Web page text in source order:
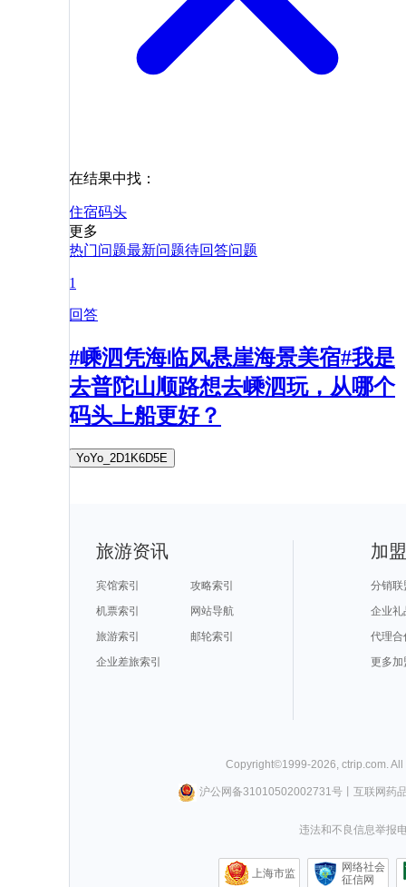
在结果中找：
住宿码头
更多
热门问题最新问题待回答问题
1
回答
#嵊泗凭海临风悬崖海景美宿#我是
去普陀山顺路想去嵊泗玩，从哪个
码头上船更好？
YoYo_2D1K6D5E
旅游资讯
宾馆索引
攻略索引
机票索引
网站导航
旅游索引
邮轮索引
企业差旅索引
加
分销联
企业礼
代理合
更多加
Copyright©1999-2026 ctrip.com .
沪公网备31010502002731号丨 互联网药
违法和不良信息举报
上海市监
网络社会
征信网